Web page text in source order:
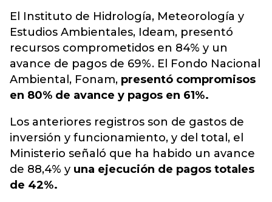
El Instituto de Hidrología, Meteorología y
Estudios Ambientales, Ideam, presentó
recursos comprometidos en 84% y un
avance de pagos de 69%. El Fondo Nacional
Ambiental, Fonam, presentó compromisos
en 80% de avance y pagos en 61%.
Los anteriores registros son de gastos de
inversión y funcionamiento, y del total, el
Ministerio señaló que ha habido un avance
de 88,4% y una ejecución de pagos totales
de 42%.